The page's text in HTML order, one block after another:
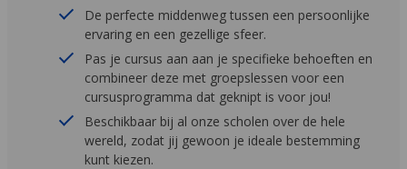
De perfecte middenweg tussen een persoonlijke
ervaring en een gezellige sfeer.
Pas je cursus aan aan je specifieke behoeften en
combineer deze met groepslessen voor een
cursusprogramma dat geknipt is voor jou!
Beschikbaar bij al onze scholen over de hele
wereld, zodat jij gewoon je ideale bestemming
kunt kiezen.